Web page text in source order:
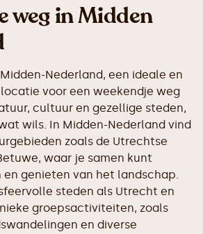
weg in Midden
Nederland, een ideale en
voor een weekendje weg
cultuur en gezellige steden,
wils. In Midden-Nederland vind
zoals de Utrechtse
waar je samen kunt
genieten van het landschap.
steden als Utrecht en
groepsactiviteiten, zoals
en diverse